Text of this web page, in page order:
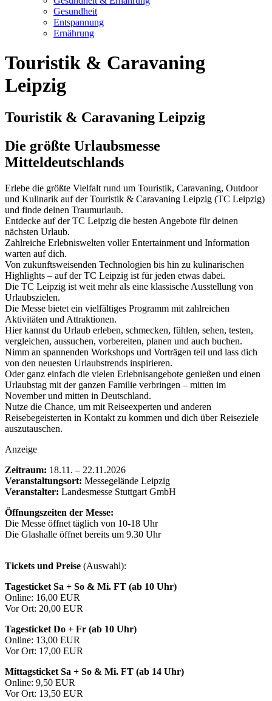
Gesundheit
Entspannung
Ernährung
Touristik & Caravaning
Leipzig
Touristik & Caravaning Leipzig
Die größte Urlaubsmesse
Mitteldeutschlands
Erlebe die größte Vielfalt rund um Touristik, Caravaning, Outdoor
und Kulinarik auf der Touristik & Caravaning Leipzig (TC Leipzig)
und finde deinen Traumurlaub.
Entdecke auf der TC Leipzig die besten Angebote für deinen
nächsten Urlaub.
Zahlreiche Erlebniswelten voller Entertainment und Information
warten auf dich.
Von zukunftsweisenden Technologien bis hin zu kulinarischen
Highlights – auf der TC Leipzig ist für jeden etwas dabei.
Die TC Leipzig ist weit mehr als eine klassische Ausstellung von
Urlaubszielen.
Die Messe bietet ein vielfältiges Programm mit zahlreichen
Aktivitäten und Attraktionen.
Hier kannst du Urlaub erleben, schmecken, fühlen, sehen, testen,
vergleichen, aussuchen, vorbereiten, planen und auch buchen.
Nimm an spannenden Workshops und Vorträgen teil und lass dich
von den neuesten Urlaubstrends inspirieren.
Oder ganz einfach die vielen Erlebnisangebote genießen und einen
Urlaubstag mit der ganzen Familie verbringen – mitten im
November und mitten in Deutschland.
Nutze die Chance, um mit Reiseexperten und anderen
Reisebegeisterten in Kontakt zu kommen und dich über Reiseziele
auszutauschen.
Anzeige
Zeitraum: 18.11. – 22.11.2026
Veranstaltungsort: Messegelände Leipzig
Veranstalter: Landesmesse Stuttgart GmbH
Öffnungszeiten der Messe:
Die Messe öffnet täglich von 10-18 Uhr
Die Glashalle öffnet bereits um 9.30 Uhr
Tickets und Preise (Auswahl):
Tagesticket Sa + So & Mi. FT (ab 10 Uhr)
Online: 16,00 EUR
Vor Ort: 20,00 EUR
Tagesticket Do + Fr (ab 10 Uhr)
Online: 13,00 EUR
Vor Ort: 17,00 EUR
Mittagsticket Sa + So & Mi. FT (ab 14 Uhr)
Online: 9,50 EUR
Vor Ort: 13,50 EUR